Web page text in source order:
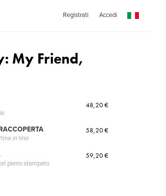
Registrati Accedi
My Friend,
48,20 €
in lino
58,20 €
pieno stampato
59,20 €